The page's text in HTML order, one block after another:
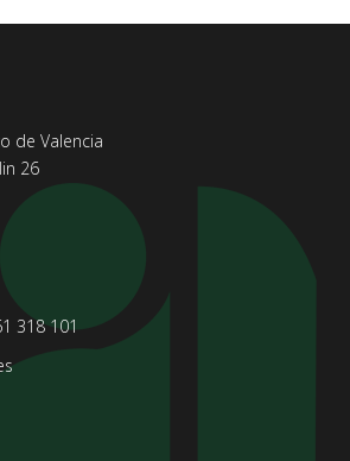
de Valencia
26
318 101